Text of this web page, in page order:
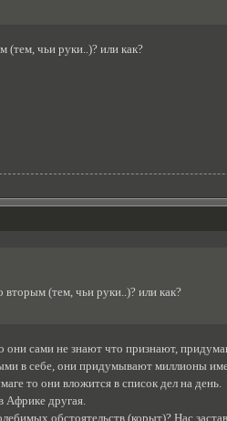
(тем, чьи руки..)? или как?
вторым (тем, чьи руки..)? или как?
сами не знают что признают,
в себе, они придумывают миллионы
то они вложится в список дел на день.
Африке другая.
обстоятельств (корыт)? Нас